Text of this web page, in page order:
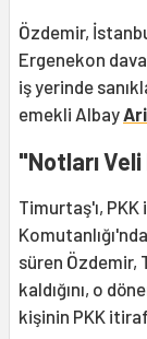
Özdemir,
Ergenekon
iş yerinde
emekli Albay
"Notları
Timurtaş'ı, PKK
süren Özdemir,
kaldığını, o
kişinin PKK